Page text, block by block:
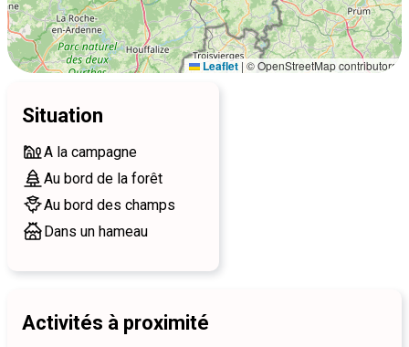
Leaflet | © OpenStreetMap contributors
Situation
A la campagne
Au bord de la forêt
Au bord des champs
Dans un hameau
Activités à proximité